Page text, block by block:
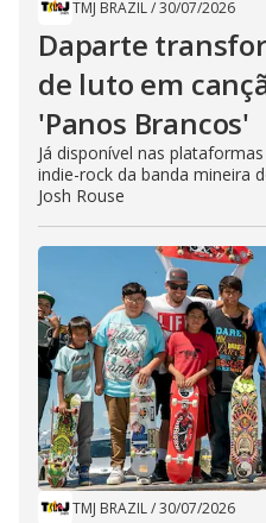
TMJ BRAZIL/30/07/2026
Daparte
de luto em
'Panos Brancos'
Já disponível nas
indie-rock da banda mineira
Josh Rouse
TMJ BRAZIL/30/07/2026